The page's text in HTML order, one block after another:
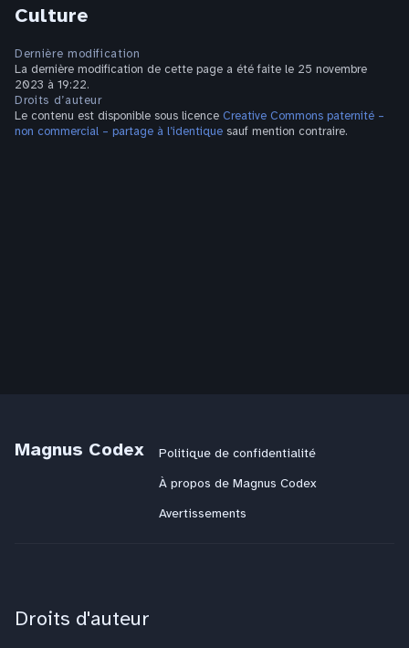
Culture
Dernière modification
La dernière modification de cette page a été faite le 25 novembre
2023 à 19:22.
Droits d’auteur
Le contenu est disponible sous licence Creative Commons paternité –
non commercial – partage à l’identique sauf mention contraire.
Magnus Codex
Politique de confidentialité
À propos de Magnus Codex
Avertissements
Droits d'auteur